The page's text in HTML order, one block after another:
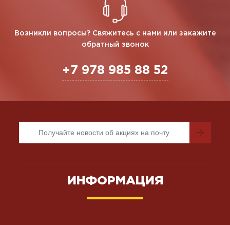
Возникли вопросы? Свяжитесь с нами или закажите
обратный звонок
+7 978 985 88 52
ИНФОРМАЦИЯ